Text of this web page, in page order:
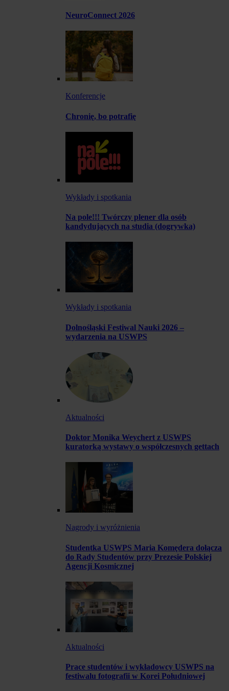
NeuroConnect 2026
Konferencje
Chronię, bo potrafię
Wykłady i spotkania
Na pole!!! Twórczy plener dla osób
kandydujących na studia (dogrywka)
Wykłady i spotkania
Dolnośląski Festiwal Nauki 2026 –
wydarzenia na USWPS
Aktualności
Doktor Monika Weychert z USWPS
kuratorką wystawy o współczesnych gettach
Nagrody i wyróżnienia
Studentka USWPS Maria Komędera dołącza
do Rady Studentów przy Prezesie Polskiej
Agencji Kosmicznej
Aktualności
Prace studentów i wykładowcy USWPS na
festiwalu fotografii w Korei Południowej